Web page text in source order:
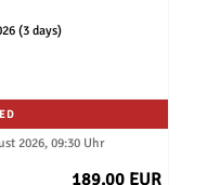
(3 days)
2026, 09:30 Uhr
189,00 EUR